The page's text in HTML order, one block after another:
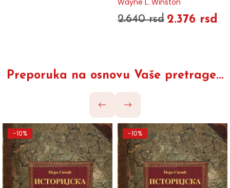
Wayne L. Winston
2.640 rsd 2.376 rsd
Preporuka na osnovu Vaše pretrage...
-10% -10%